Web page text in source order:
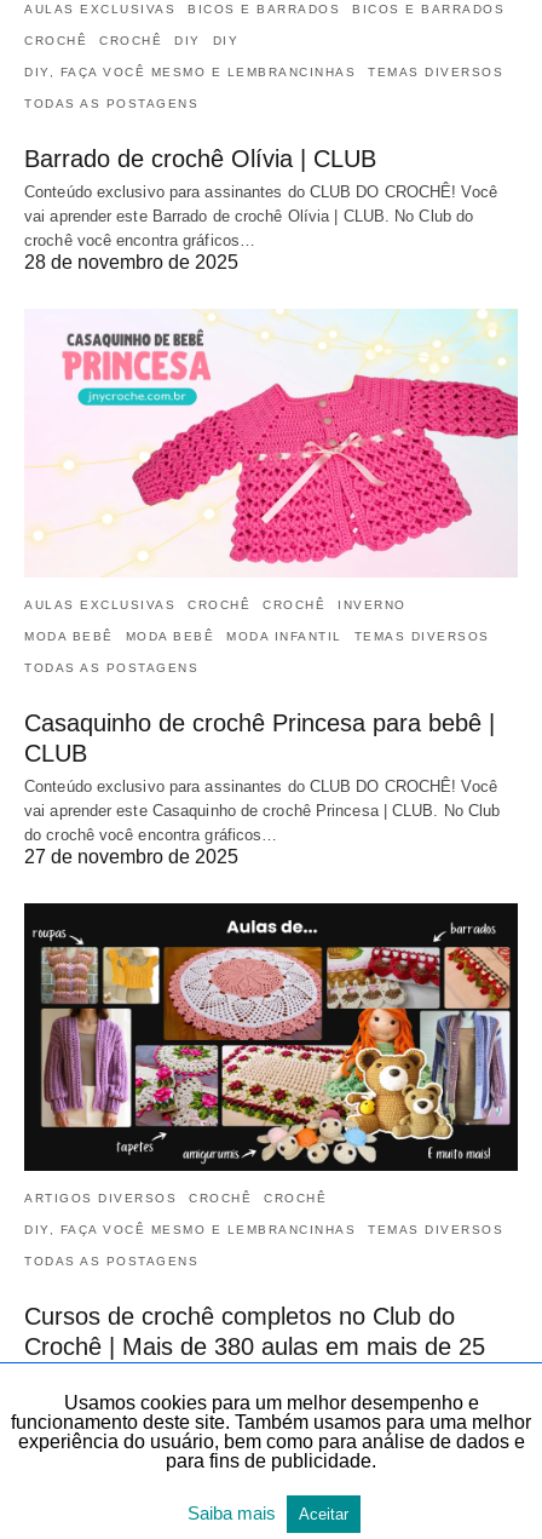
AULAS EXCLUSIVAS BICOS E BARRADOS BICOS E BARRADOS
CROCHÊ CROCHÊ DIY DIY
DIY, FAÇA VOCÊ MESMO E LEMBRANCINHAS TEMAS DIVERSOS
TODAS AS POSTAGENS
Barrado de crochê Olívia | CLUB
Conteúdo exclusivo para assinantes do CLUB DO CROCHÊ! Você
vai aprender este Barrado de crochê Olívia | CLUB. No Club do
crochê você encontra gráficos…
28 de novembro de 2025
AULAS EXCLUSIVAS CROCHÊ CROCHÊ INVERNO
MODA BEBÊ MODA BEBÊ MODA INFANTIL TEMAS DIVERSOS
TODAS AS POSTAGENS
Casaquinho de crochê Princesa para bebê |
CLUB
Conteúdo exclusivo para assinantes do CLUB DO CROCHÊ! Você
vai aprender este Casaquinho de crochê Princesa | CLUB. No Club
do crochê você encontra gráficos…
27 de novembro de 2025
ARTIGOS DIVERSOS CROCHÊ CROCHÊ
DIY, FAÇA VOCÊ MESMO E LEMBRANCINHAS TEMAS DIVERSOS
TODAS AS POSTAGENS
Cursos de crochê completos no Club do
Crochê | Mais de 380 aulas em mais de 25
Começou a Black Friday do CLUB do Crochê. No Club do crochê
você encontra gráficos e videoaulas de peças exclusivas de crochê
Usamos cookies para um melhor desempenho e
funcionamento deste site. Também usamos para uma melhor
experiência do usuário, bem como para análise de dados e
para fins de publicidade.
Saiba mais Aceitar